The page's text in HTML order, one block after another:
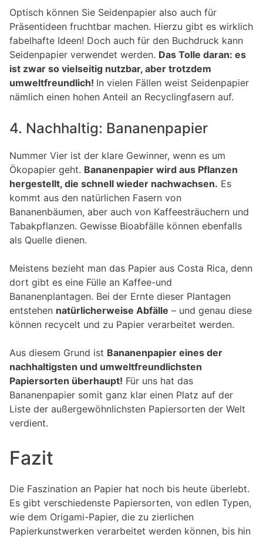
Optisch können Sie Seidenpapier also auch für
Präsentideen fruchtbar machen. Hierzu gibt es wirklich
fabelhafte Ideen! Doch auch für den Buchdruck kann
Seidenpapier verwendet werden. Das Tolle daran: es
ist zwar so vielseitig nutzbar, aber trotzdem
umweltfreundlich! In vielen Fällen weist Seidenpapier
nämlich einen hohen Anteil an Recyclingfasern auf.
4. Nachhaltig: Bananenpapier
Nummer Vier ist der klare Gewinner, wenn es um
Ökopapier geht. Bananenpapier wird aus Pflanzen
hergestellt, die schnell wieder nachwachsen. Es
kommt aus den natürlichen Fasern von
Bananenbäumen, aber auch von Kaffeesträuchern und
Tabakpflanzen. Gewisse Bioabfälle können ebenfalls
als Quelle dienen.
Meistens bezieht man das Papier aus Costa Rica, denn
dort gibt es eine Fülle an Kaffee-und
Bananenplantagen. Bei der Ernte dieser Plantagen
entstehen natürlicherweise Abfälle – und genau diese
können recycelt und zu Papier verarbeitet werden.
Aus diesem Grund ist Bananenpapier eines der
nachhaltigsten und umweltfreundlichsten
Papiersorten überhaupt! Für uns hat das
Bananenpapier somit ganz klar einen Platz auf der
Liste der außergewöhnlichsten Papiersorten der Welt
verdient.
Fazit
Die Faszination an Papier hat noch bis heute überlebt.
Es gibt verschiedenste Papiersorten, von edlen Typen,
wie dem Origami-Papier, die zu zierlichen
Papierkunstwerken verarbeitet werden können, bis hin